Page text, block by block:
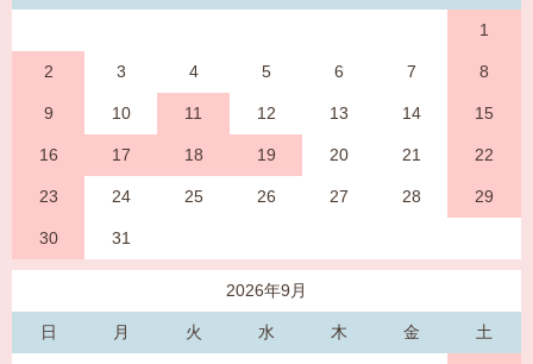
1
2 3 4 5 6 7 8
9 10 11 12 13 14 15
16 17 18 19 20 21 22
23 24 25 26 27 28 29
30 31
2026年9月
日 月 火 水 木 金 土